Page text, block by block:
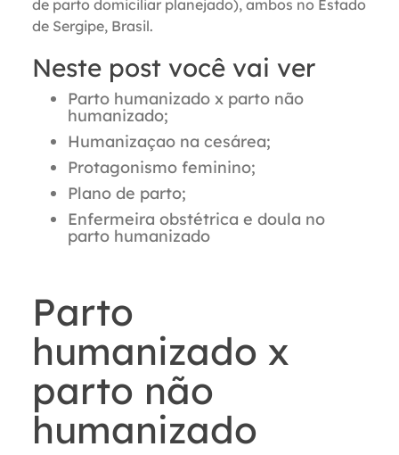
de parto domiciliar planejado), ambos no Estado
de Sergipe, Brasil.
Neste post você vai ver
Parto humanizado x parto não
humanizado;
Humanizaçao na cesárea;
Protagonismo feminino;
Plano de parto;
Enfermeira obstétrica e doula no
parto humanizado
Parto
humanizado x
parto não
humanizado